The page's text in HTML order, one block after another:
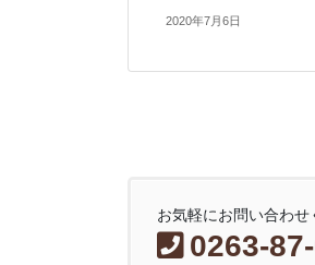
2020年7月6日
お気軽にお問い合わせ
0263-